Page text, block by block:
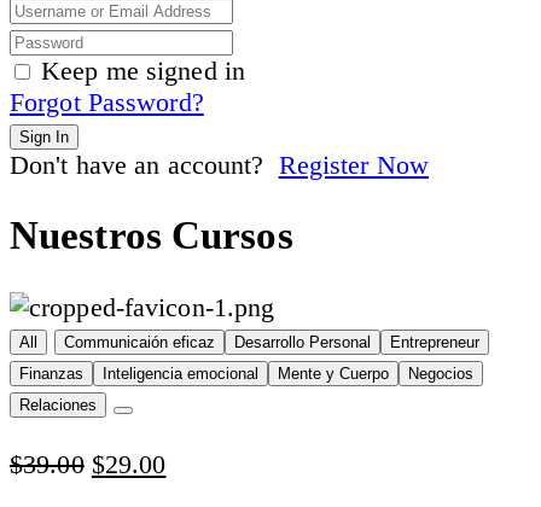
Keep me signed in
Forgot Password?
Sign In
Don't have an account? Register Now
Nuestros Cursos
All Communicaión eficaz Desarrollo Personal
Entrepreneur
Finanzas
Inteligencia emocional Mente y Cuerpo
Negocios
Relaciones
$39.00 Original
$29.00Current